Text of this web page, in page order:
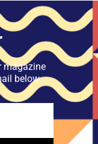
magazine
below.